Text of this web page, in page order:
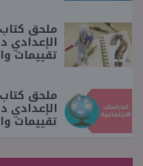
ملحق
تقييمات
ملحق
تقييمات